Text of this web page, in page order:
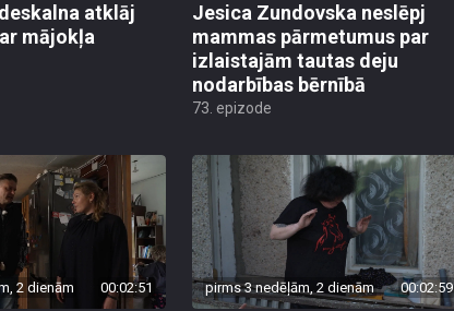
atklāj
mājokļa
Jesica Zundovska neslēpj
mammas pārmetumus par
izlaistajām tautas deju
nodarbības bērnībā
73. epizode
2 dienām 00:02:51 pirms 3 nedēļām, 2 dienām 00:02:59